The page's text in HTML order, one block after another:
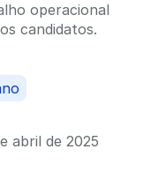
operacional
candidatos.
abril de 2025